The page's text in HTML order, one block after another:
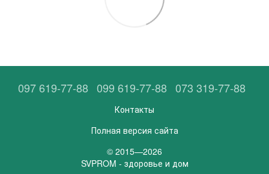
097 619-77-88 099 619-77-88 073 319-77-88
Контакты
Полная версия сайта
© 2015—2026
SVPROM - здоровье и дом